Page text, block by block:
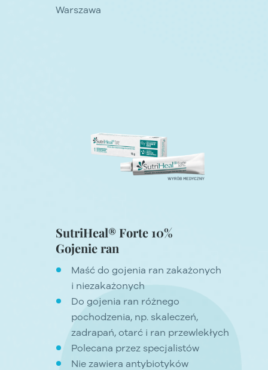
Warszawa
SutriHeal® Forte 10%
Gojenie ran
Maść do gojenia ran zakażonych
i niezakażonych
Do gojenia ran różnego
pochodzenia, np. skaleczeń,
zadrapań, otarć i ran przewlekłych
Polecana przez specjalistów
Nie zawiera antybiotyków